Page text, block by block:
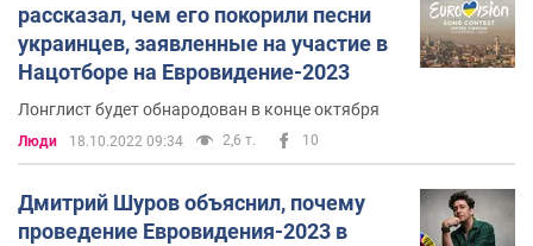
рассказал, чем его покорили песни
украинцев, заявленные на участие в
Нацотборе на Евровидение-2023
Лонглист будет обнародован в конце октября
Люди 18.10.2022 09:34 2,6 т. 10
Дмитрий Шуров объяснил, почему
проведение Евровидения-2023 в